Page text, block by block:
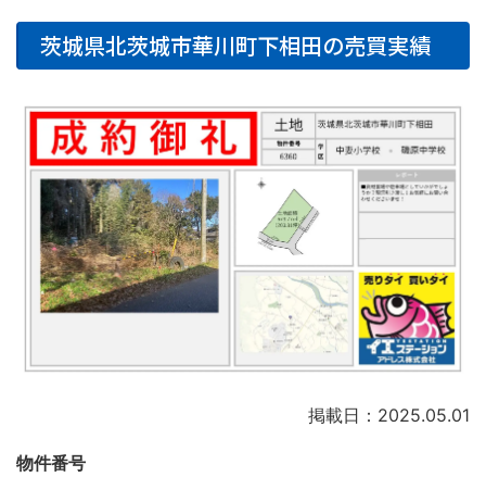
茨城県北茨城市華川町下相田の売買実績
掲載日：2025.05.01
物件番号